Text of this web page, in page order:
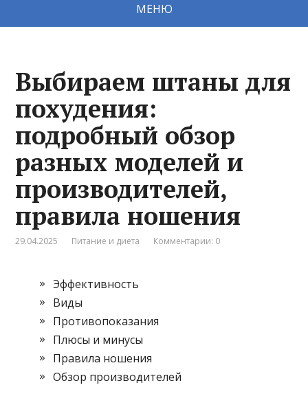
МЕНЮ
Выбираем штаны для
похудения:
подробный обзор
разных моделей и
производителей,
правила ношения
29.04.2025 Питание и диета Комментарии: 0
Эффективность
Виды
Противопоказания
Плюсы и минусы
Правила ношения
Обзор производителей